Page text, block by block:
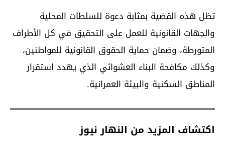
تظل هذه القضية بمثابة دعوة للسلطات المحلية
والجهات القانونية للعمل على التحقيق في كل الأطراف
المتورطة، وضمان حماية الحقوق القانونية للمواطنين،
وكذلك مكافحة البناء العشوائي الذي يهدد استقرار
المناطق السكنية والبيئة العمرانية.
اكتشاف المزيد من النهار نيوز